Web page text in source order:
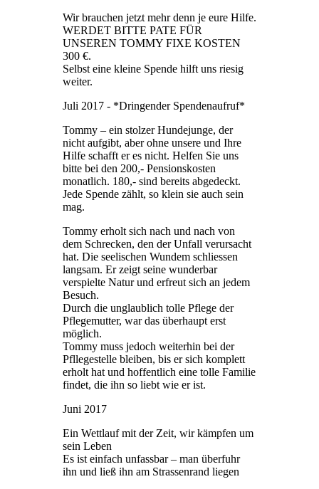
Wir brauchen jetzt mehr denn je eure Hilfe.
WERDET BITTE PATE FÜR
UNSEREN TOMMY FIXE KOSTEN
300 €.
Selbst eine kleine Spende hilft uns riesig
weiter.
Juli 2017 - *Dringender Spendenaufruf*
Tommy – ein stolzer Hundejunge, der
nicht aufgibt, aber ohne unsere und Ihre
Hilfe schafft er es nicht. Helfen Sie uns
bitte bei den 200,- Pensionskosten
monatlich. 180,- sind bereits abgedeckt.
Jede Spende zählt, so klein sie auch sein
mag.
Tommy erholt sich nach und nach von
dem Schrecken, den der Unfall verursacht
hat. Die seelischen Wundem schliessen
langsam. Er zeigt seine wunderbar
verspielte Natur und erfreut sich an jedem
Besuch.
Durch die unglaublich tolle Pflege der
Pflegemutter, war das überhaupt erst
möglich.
Tommy muss jedoch weiterhin bei der
Pfllegestelle bleiben, bis er sich komplett
erholt hat und hoffentlich eine tolle Familie
findet, die ihn so liebt wie er ist.
Juni 2017
Ein Wettlauf mit der Zeit, wir kämpfen um
sein Leben
Es ist einfach unfassbar – man überfuhr
ihn und ließ ihn am Strassenrand liegen